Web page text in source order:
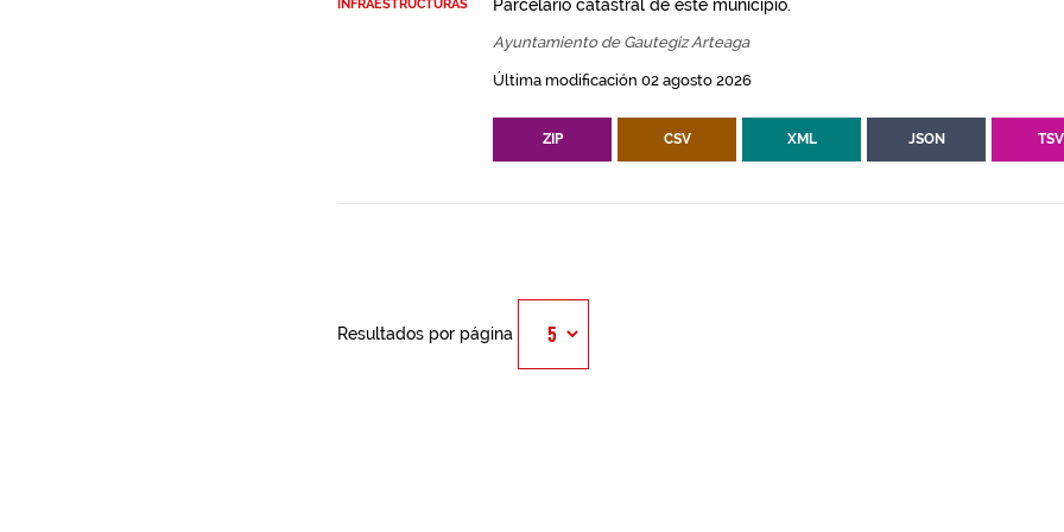
INFRAESTRUCTURAS
Parcelario catastral de este municipio.
Ayuntamiento de Gautegiz Arteaga
Última modificación 02 agosto 2026
ZIP CSV XML JSON TSV
Resultados por página